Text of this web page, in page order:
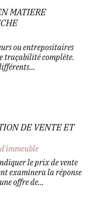
MATIERE
ou entrepositaires
traçabilité complète.
DE VENTE ET
le prix de vente
examinera la réponse
offre de...